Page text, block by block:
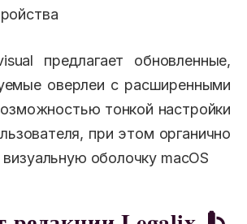
предлагает обновленные,
оверлеи с расширенными
тонкой настройки
при этом органично
визуальную оболочку macOS